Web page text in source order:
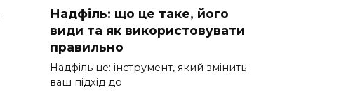
Надфіль: що це таке, його
види та як використовувати
правильно
Надфіль це: інструмент, який змінить
ваш підхід до